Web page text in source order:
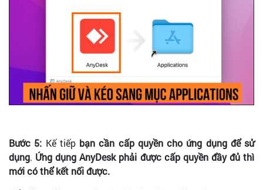
Bước 5: Kế tiếp bạn cần cấp quyền cho ứng dụng để sử
dụng. Ứng dụng AnyDesk phải được cấp quyền đầy đủ thì
mới có thể kết nối được.